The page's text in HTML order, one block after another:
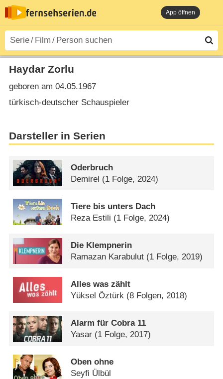
App öffnen
Haydar Zorlu
geboren am 04.05.1967
türkisch-deutscher Schauspieler
Darsteller in Serien
Oderbruch
Demirel (1 Folge, 2024)
Tiere bis unters Dach
Reza Estili (1 Folge, 2024)
Die Klempnerin
Ramazan Karabulut (1 Folge, 2019)
Alles was zählt
Yüksel Öztürk (8 Folgen, 2018)
Alarm für Cobra 11
Yasar (1 Folge, 2017)
Oben ohne
Seyfi Ülbül